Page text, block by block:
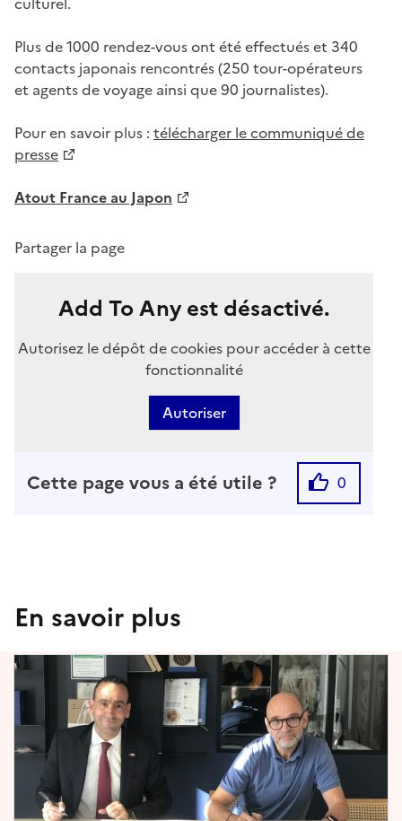
Plus de 1000 rendez-vous ont été effectués et 340
contacts japonais rencontrés (250 tour-opérateurs
et agents de voyage ainsi que 90 journalistes).
Pour en savoir plus : télécharger le communiqué de
presse
Atout France au Japon
Partager la page
Add To Any est désactivé.
Autorisez le dépôt de cookies pour accéder à cette
fonctionnalité
Autoriser
Cette page vous a été utile ? 0
En savoir plus